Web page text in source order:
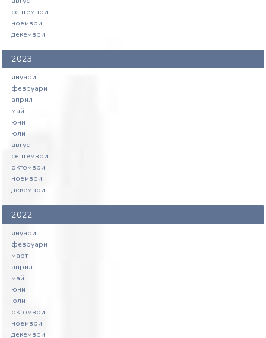
септември
ноември
декември
2023
януари
февруари
април
май
юни
юли
август
септември
октомври
ноември
декември
2022
януари
февруари
март
април
май
юни
юли
октомври
ноември
декември